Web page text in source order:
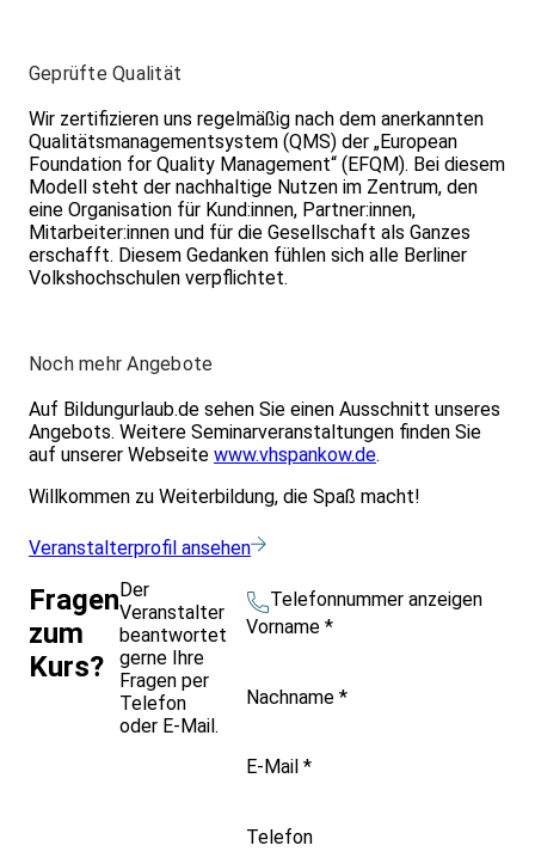
Geprüfte Qualität
Wir zertifizieren uns regelmäßig nach dem anerkannten
Qualitätsmanagementsystem (QMS) der „European
Foundation for Quality Management“ (EFQM). Bei diesem
Modell steht der nachhaltige Nutzen im Zentrum, den
eine Organisation für Kund:innen, Partner:innen,
Mitarbeiter:innen und für die Gesellschaft als Ganzes
erschafft. Diesem Gedanken fühlen sich alle Berliner
Volkshochschulen verpflichtet.
Noch mehr Angebote
Auf Bildungurlaub.de sehen Sie einen Ausschnitt unseres
Angebots. Weitere Seminarveranstaltungen finden Sie
auf unserer Webseite www.vhspankow.de.
Willkommen zu Weiterbildung, die Spaß macht!
Veranstalterprofil ansehen
Fragen
zum
Kurs?
Der
Veranstalter
beantwortet
gerne Ihre
Fragen per
Telefon
oder E-Mail.
Telefonnummer anzeigen
Vorname *
Nachname *
E-Mail *
Telefon